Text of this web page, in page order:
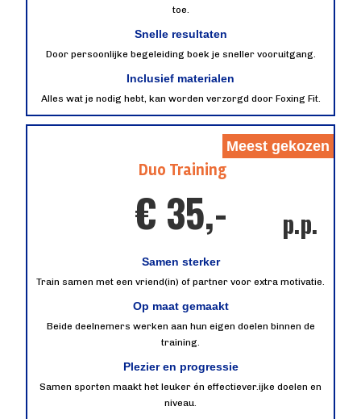
toe.
Snelle resultaten
Door persoonlijke begeleiding boek je sneller vooruitgang.
Inclusief materialen
Alles wat je nodig hebt, kan worden verzorgd door Foxing Fit.
Meest gekozen
Duo Training
€ 35,- p.p.
Samen sterker
Train samen met een vriend(in) of partner voor extra motivatie.
Op maat gemaakt
Beide deelnemers werken aan hun eigen doelen binnen de
training.
Plezier en progressie
Samen sporten maakt het leuker én effectiever.ijke doelen en
niveau.